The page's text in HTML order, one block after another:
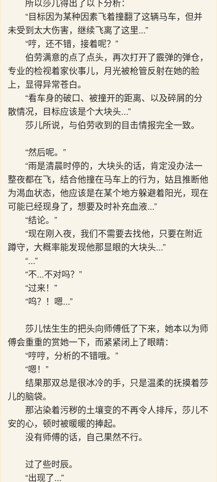
所以莎儿得出了以下分析：
“目标因为某种因素飞着撞翻了这辆马车，但并
未受到太大伤害，继续飞离了这里...”
“哼，还不错，接着呢？”
伯劳满意的点了点头，再次打开了霰弹的弹仓，
专业的检视着家伙事儿，月光被枪管反射在她的脸
上，显得异常苍白。
“看车身的破口、被撞开的距离、以及碎屑的分
散情况，目标应该是个大块头...”
莎儿所说，与伯劳收到的目击情报完全一致。
“然后呢。”
“雨是清晨时停的，大块头的话，肯定没办法一
整夜都在飞，结合他撞在马车上的行为，姑且推断他
为渴血状态，他应该是在某个地方躲避着阳光，现在
可能已经现身了，想要及时补充血液...”
“结论。”
“现在刚入夜，我们不需要去找他，只要在附近
蹲守，大概率能发现他那显眼的大块头...”
“...”
“不...不对吗？”
“过来！”
“呜？！嗯...”
莎儿怯生生的把头向师傅低了下来，她本以为师
傅会重重的赏她一下，而紧紧闭上了眼睛：
“哼哼，分析的不错哦。”
“嗯！”
结果那双总是很冰冷的手，只是温柔的抚摸着莎
儿的脑袋。
那沾染着污秽的土壤变的不再令人排斥，莎儿不
安的心，顿时被暖暖的捧起。
没有师傅的话，自己果然不行。
过了些时辰。
“出现了...”